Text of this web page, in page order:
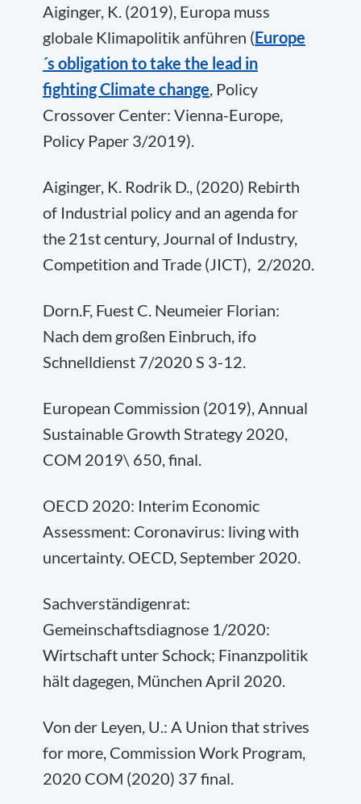
Aiginger, K. (2019), Europa muss
globale Klimapolitik anführen (Europe
´s obligation to take the lead in
fighting Climate change , Policy
Crossover Center: Vienna-Europe,
Policy Paper 3/2019).
Aiginger, K. Rodrik D., (2020) Rebirth
of Industrial policy and an agenda for
the 21st century, Journal of Industry,
Competition and Trade (JICT), 2/2020.
Dorn.F, Fuest C. Neumeier Florian:
Nach dem großen Einbruch, ifo
Schnelldienst 7/2020 S 3-12.
European Commission (2019), Annual
Sustainable Growth Strategy 2020,
COM 2019\ 650, final.
OECD 2020: Interim Economic
Assessment: Coronavirus: living with
uncertainty. OECD, September 2020.
Sachverständigenrat:
Gemeinschaftsdiagnose 1/2020:
Wirtschaft unter Schock; Finanzpolitik
hält dagegen, München April 2020.
Von der Leyen, U.: A Union that strives
for more, Commission Work Program,
2020 COM (2020) 37 final.